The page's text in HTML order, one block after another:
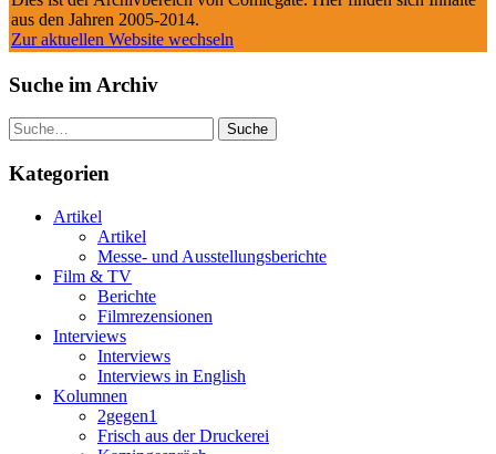
aus den Jahren 2005-2014.
Zur aktuellen Website wechseln
Suche im Archiv
Suche
Kategorien
Artikel
Artikel
Messe- und Ausstellungsberichte
Film & TV
Berichte
Filmrezensionen
Interviews
Interviews
Interviews in English
Kolumnen
2gegen1
Frisch aus der Druckerei